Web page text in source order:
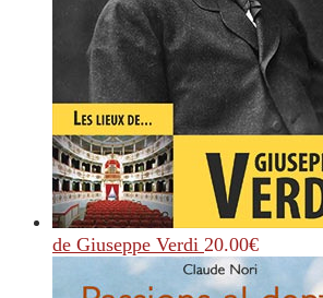
de Giuseppe Verdi 20.00€